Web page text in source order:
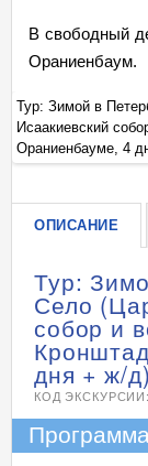
В свободный
Ораниенбаум.
Тур: Зимой в
Исаакиевский
Ораниенбауме, 4
ОПИСАНИЕ
Тур:
Село
собор и
дня + ж/д)
КОД ЭКСКУРСИИ: